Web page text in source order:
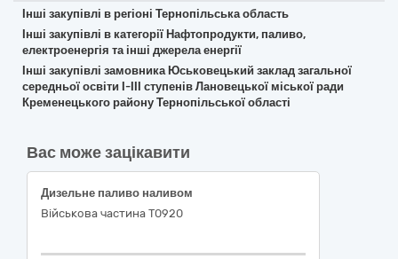
Інші закупівлі в регіоні Тернопільська область
Інші закупівлі в категорії Нафтопродукти, паливо,
електроенергія та інші джерела енергії
Інші закупівлі замовника Юськовецький заклад загальної
середньої освіти І-ІІІ ступенів Лановецької міської ради
Кременецького району Тернопільської області
Вас може зацікавити
Дизельне паливо наливом
Військова частина Т0920